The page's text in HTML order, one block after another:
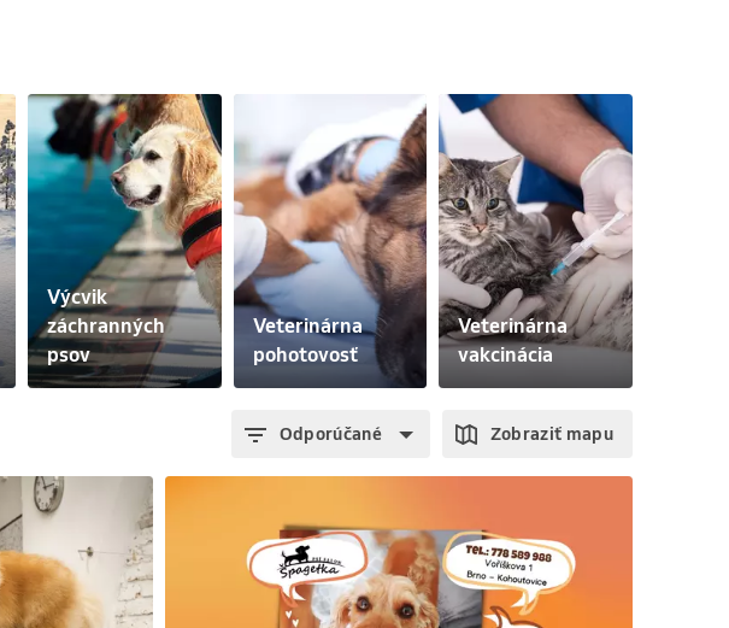
Výcvik
záchranných
psov
Veterinárna
pohotovosť
Veterinárna
vakcinácia
Odporúčané Zobraziť mapu